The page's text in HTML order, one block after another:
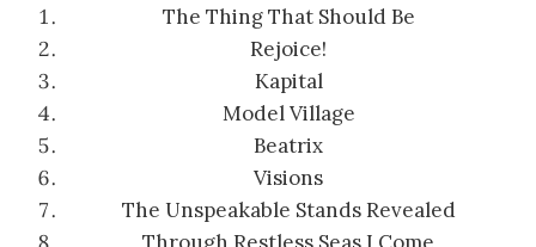
The Thing That Should Be
Rejoice!
Kapital
Model Village
Beatrix
Visions
The Unspeakable Stands Revealed